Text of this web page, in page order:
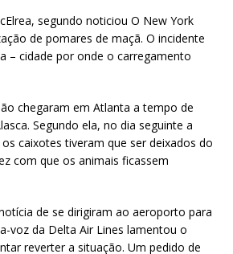
segundo noticiou O New York
de pomares de maçã. O incidente
– cidade por onde o carregamento
chegaram em Atlanta a tempo de
Segundo ela, no dia seguinte a
caixotes tiveram que ser deixados do
com que os animais ficassem
de se dirigiram ao aeroporto para
voz da Delta Air Lines lamentou o
reverter a situação. Um pedido de